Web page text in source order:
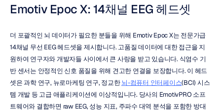
Emotiv Epoc X: 14채널 EEG 헤드셋
더 포괄적인 뇌 데이터가 필요한 분들을 위해 Emotiv Epoc X는 전문가급
14채널 무선 EEG 헤드셋을 제시합니다. 고품질 데이터에 대한 접근을 지
원하여 연구자와 개발자들 사이에서 큰 사랑을 받고 있습니다. 식염수 기
반 센서는 안정적인 신호 품질을 위해 견고한 연결을 보장합니다. 이 헤드
셋은 과학 연구, 뉴로마케팅 연구, 정교한 뇌-컴퓨터 인터페이스(BCI) 시스
템 개발 등 고급 애플리케이션에 이상적입니다. 당사의 EmotivPRO 소프
트웨어와 결합하면 raw EEG, 성능 지표, 주파수 대역 분석을 포함한 방대